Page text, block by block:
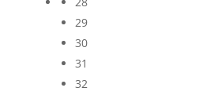
29
30
31
32